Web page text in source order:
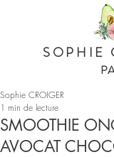
SOPHIE
SMOOTHIE
AVOCAT
Sophie CROIGER
1 min de lecture